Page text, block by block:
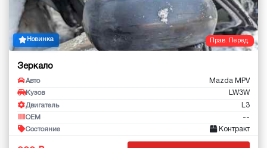
Прав. Перед.
Новинка
Зеркало
Авто Mazda MPV
Кузов LW3W
Двигатель L3
OEM --
Состояние Контракт